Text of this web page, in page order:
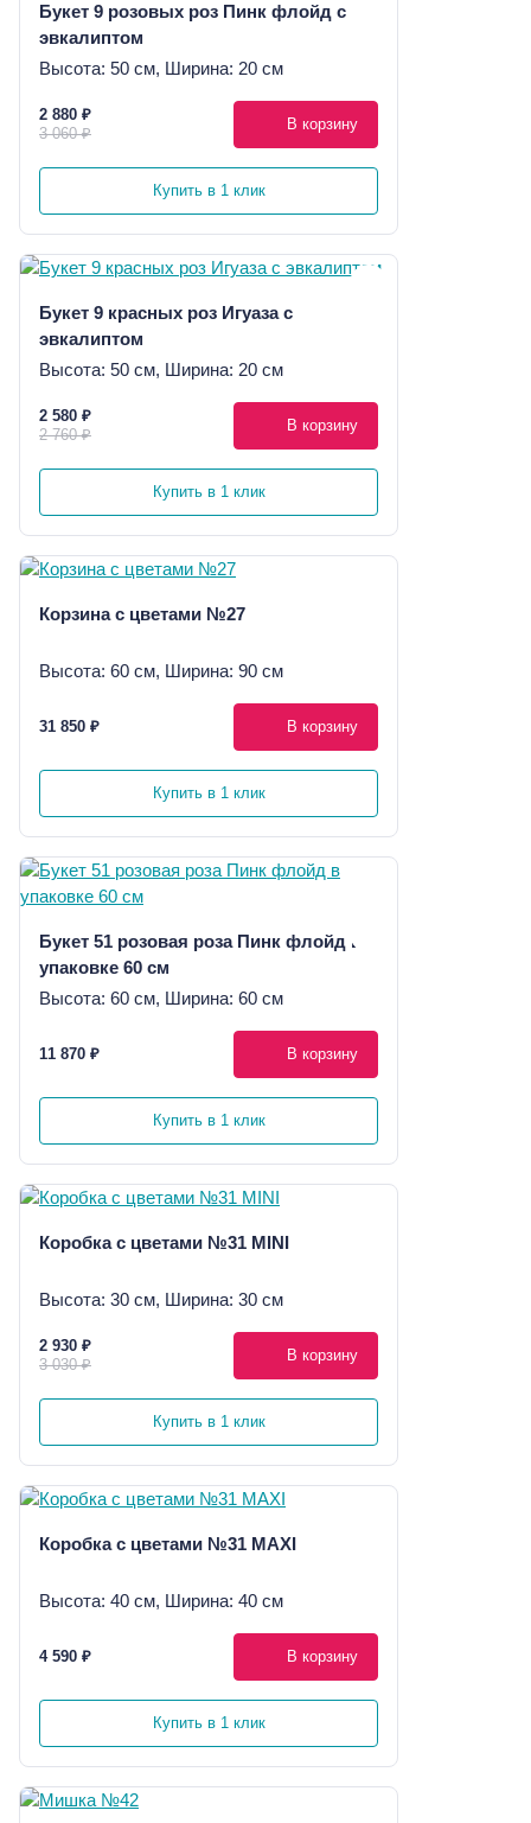
Букет 9 розовых роз Пинк флойд с
эвкалиптом
Высота: 50 см, Ширина: 20 см
2 880 ₽
3 060 ₽
В корзину
Купить в 1 клик
Букет 9 красных роз Игуаза с
эвкалиптом
Высота: 50 см, Ширина: 20 см
2 580 ₽
2 760 ₽
В корзину
Купить в 1 клик
Корзина с цветами №27
Высота: 60 см, Ширина: 90 см
31 850 ₽ В корзину
Купить в 1 клик
Букет 51 розовая роза Пинк флойд в
упаковке 60 см
Высота: 60 см, Ширина: 60 см
11 870 ₽ В корзину
Купить в 1 клик
Коробка с цветами №31 MINI
Высота: 30 см, Ширина: 30 см
2 930 ₽
3 030 ₽
В корзину
Купить в 1 клик
Коробка с цветами №31 MAXI
Высота: 40 см, Ширина: 40 см
4 590 ₽ В корзину
Купить в 1 клик